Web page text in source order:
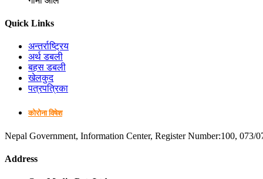
Quick Links
अन्तर्राष्ट्रिय
अर्थ डबली
बहस डबली
खेलकुद
पत्रपत्रिका
कोरोना विषेश
Nepal Government, Information Center, Register Number:100, 073/
Address